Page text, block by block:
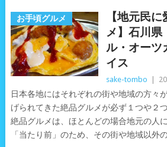
お手頃グルメ
【地元民
メ】石川県
ル・オーツ
イス
sake-tombo
日本各地にはそれぞれの街や地域の方々
げられてきた絶品グルメが必ず１つや２
絶品グルメは、ほとんどの場合地元の人
「当たり前」のため、その街や地域以外